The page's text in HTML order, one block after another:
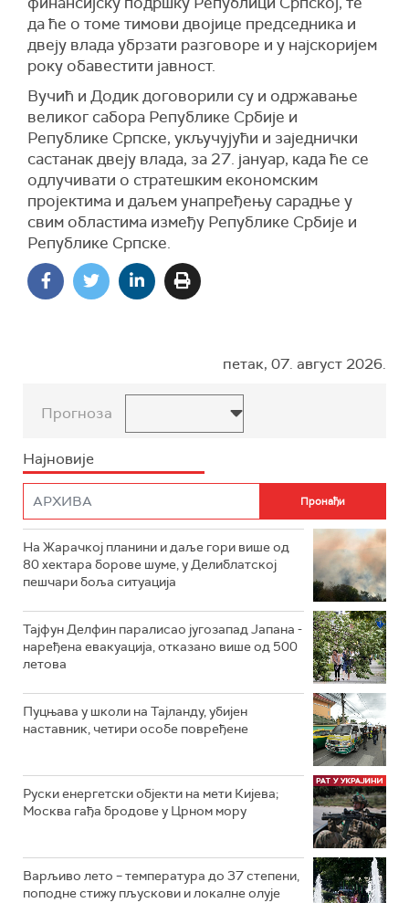
да ће о томе тимови двојице председника и
двеју влада убрзати разговоре и у најскоријем
року обавестити јавност.
Вучић и Додик договорили су и одржавање
великог сабора Републике Србије и
Републике Српске, укључујући и заједнички
састанак двеју влада, за 27. јануар, када ће се
одлучивати о стратешким економским
пројектима и даљем унапређењу сарадње у
свим областима између Републике Србије и
Републике Српске.
петак, 07. август 2026.
Прогноза
Најновије
На Жарачкој планини и даље гори више од
80 хектара борове шуме, у Делиблатској
пешчари боља ситуација
Тајфун Делфин паралисао југозапад Јапана -
наређена евакуација, отказано више од 500
летова
Пуцњава у школи на Тајланду, убијен
наставник, четири особе повређене
Руски енергетски објекти на мети Кијева;
Москва гађа бродове у Црном мору
Варљиво лето – температура до 37 степени,
поподне стижу пљускови и локалне олује